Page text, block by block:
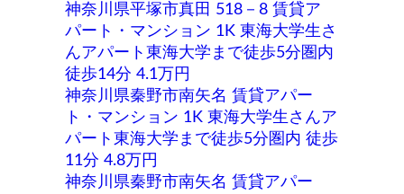
神奈川県平塚市真田 518－8 賃貸ア
パート・マンション 1K 東海大学生さ
んアパート東海大学まで徒歩5分圏内
徒歩14分 4.1万円
神奈川県秦野市南矢名 賃貸アパー
ト・マンション 1K 東海大学生さんア
パート東海大学まで徒歩5分圏内 徒歩
11分 4.8万円
神奈川県秦野市南矢名 賃貸アパー